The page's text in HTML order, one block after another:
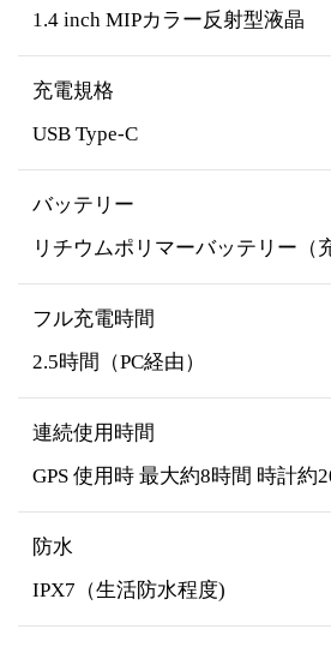
1.4 inch MIPカラー反射型液晶
充電規格
USB Type-C
バッテリー
リチウムポリマーバッテリー（
フル充電時間
2.5時間（PC経由）
連続使用時間
GPS 使用時 最大約8時間 時計約
防水
IPX7（生活防水程度)